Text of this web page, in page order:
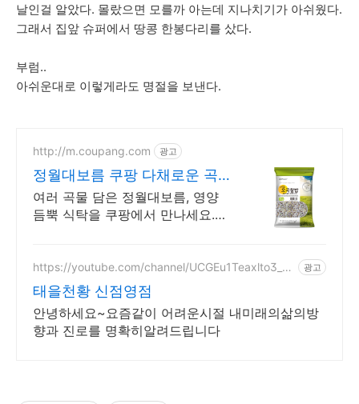
날인걸 알았다. 몰랐으면 모를까 아는데 지나치기가 아쉬웠다.
그래서 집앞 슈퍼에서 땅콩 한봉다리를 샀다.
부럼..
아쉬운대로 이렇게라도 명절을 보낸다.
http://m.coupang.com 광고
정월대보름 쿠팡 다채로운 곡
물 영양 듬뿍
여러 곡물 담은 정월대보름, 영양
듬뿍 식탁을 쿠팡에서 만나세요.
https://youtube.com/channel/UCGEu1Teaxlto3_C
광고
태을천황 신점영점
안녕하세요~요즘같이 어려운시절 내미래의삶의방
향과 진로를 명확히알려드립니다